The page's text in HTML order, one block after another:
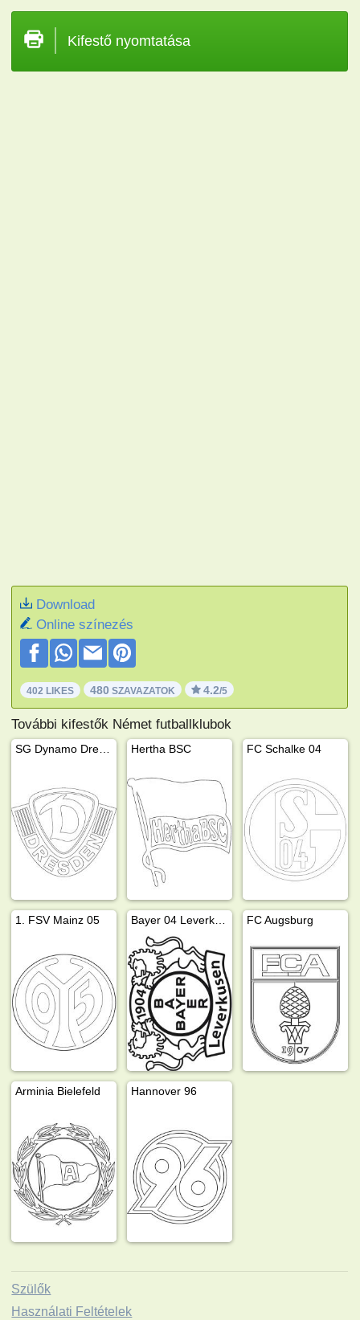
Kifestő nyomtatása
Download
Online színezés
402 LIKES 480 SZAVAZATOK 4.2/5
További kifestők Német futballklubok
Hertha BSC FC Schalke 04
1. FSV Mainz 05 FC Augsburg
Arminia Bielefeld Hannover 96
Szülők
Használati Feltételek